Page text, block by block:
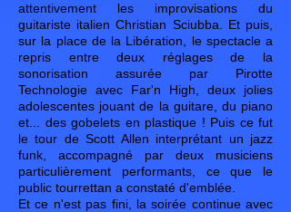
attentivement les improvisations du
guitariste italien Christian Sciubba. Et puis,
sur la place de la Libération, le spectacle a
repris entre deux réglages de la
sonorisation assurée par Pirotte
Technologie avec Far'n High, deux jolies
adolescentes jouant de la guitare, du piano
et... des gobelets en plastique ! Puis ce fut
le tour de Scott Allen interprétant un jazz
funk, accompagné par deux musiciens
particulièrement performants, ce que le
public tourrettan a constaté d'emblée.
Et ce n'est pas fini, la soirée continue avec